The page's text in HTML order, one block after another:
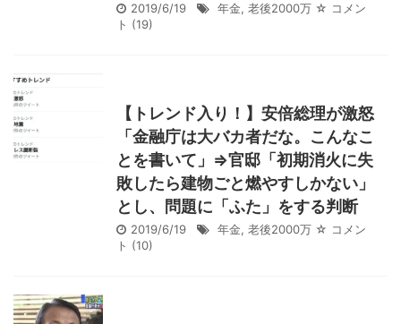
2019/6/19 年金, 老後2000万 ☆ コメン
ト (19)
【トレンド入り！】安倍総理が激怒
「金融庁は大バカ者だな。こんなこ
とを書いて」⇒官邸「初期消火に失
敗したら建物ごと燃やすしかない」
とし、問題に「ふた」をする判断
2019/6/19 年金, 老後2000万 ☆ コメン
ト (10)